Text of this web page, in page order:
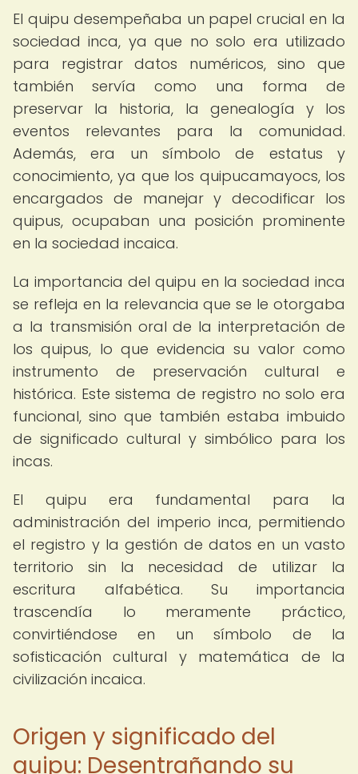
El quipu desempeñaba un papel crucial en la
sociedad inca, ya que no solo era utilizado
para registrar datos numéricos, sino que
también servía como una forma de
preservar la historia, la genealogía y los
eventos relevantes para la comunidad.
Además, era un símbolo de estatus y
conocimiento, ya que los quipucamayocs, los
encargados de manejar y decodificar los
quipus, ocupaban una posición prominente
en la sociedad incaica.
La importancia del quipu en la sociedad inca
se refleja en la relevancia que se le otorgaba
a la transmisión oral de la interpretación de
los quipus, lo que evidencia su valor como
instrumento de preservación cultural e
histórica. Este sistema de registro no solo era
funcional, sino que también estaba imbuido
de significado cultural y simbólico para los
incas.
El quipu era fundamental para la
administración del imperio inca, permitiendo
el registro y la gestión de datos en un vasto
territorio sin la necesidad de utilizar la
escritura alfabética. Su importancia
trascendía lo meramente práctico,
convirtiéndose en un símbolo de la
sofisticación cultural y matemática de la
civilización incaica.
Origen y significado del
quipu: Desentrañando su